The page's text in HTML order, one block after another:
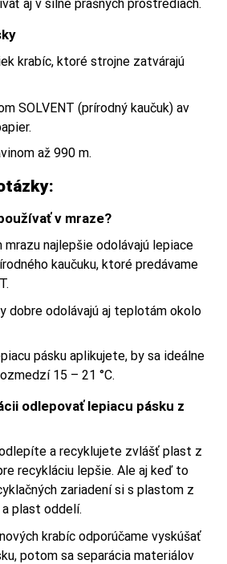
aj v silne prašných prostrediach.
krabíc, ktoré strojne zatvárajú
SOLVENT (prírodný kaučuk) av
až 990 m.
v mraze?
najlepšie odolávajú lepiace
kaučuku, ktoré predávame
dobre odolávajú aj teplotám okolo
pásku aplikujete, by sa ideálne
15 – 21 °C.
odlepovať lepiacu pásku z
a recyklujete zvlášť plast z
recykláciu lepšie. Ale aj keď to
zariadení si s plastom z
plast oddelí.
krabíc odporúčame vyskúšať
potom sa separácia materiálov